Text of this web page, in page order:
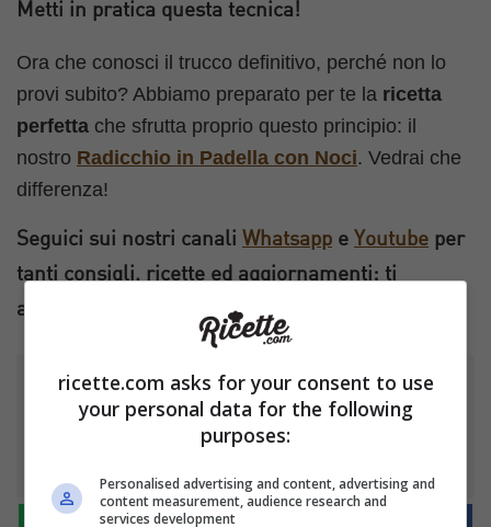
Metti in pratica questa tecnica!
Ora che conosci il trucco definitivo, perché non lo
provi subito? Abbiamo preparato per te la ricetta
perfetta che sfrutta proprio questo principio: il
nostro Radicchio in Padella con Noci. Vedrai che
differenza!
Seguici sui nostri canali Whatsapp e Youtube per
tanti consigli, ricette ed aggiornamenti: ti
aspettiamo!
Ti è piaciuto l'articolo?
Condividilo
ricette.com asks for your consent to use
your personal data for the following
purposes:
Personalised advertising and content, advertising and
content measurement, audience research and
services development